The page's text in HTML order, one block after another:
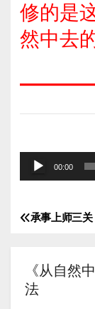
修的是
然中去
————
频
放
00:00
文
导
承事上师三关
《从自然
法